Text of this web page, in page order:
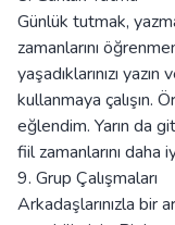
Günlük tutmak,
zamanlarını
yaşadıklarınızı
kullanmaya çalışın.
eğlendim. Yarın da
fiil zamanlarını daha
9. Grup Çalışmaları
Arkadaşlarınızla bir